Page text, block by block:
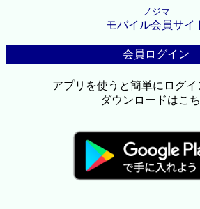
ノジマ
モバイル会員サイ
会員ログイン
アプリを使うと簡単にログ
ダウンロードはこ